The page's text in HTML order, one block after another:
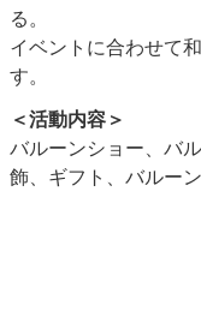
る。
イベントに合わせて
す。
＜活動内容＞
バルーンショー、バ
飾、ギフト、バルー